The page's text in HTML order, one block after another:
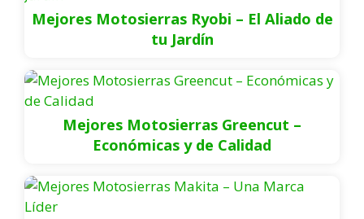
Mejores Motosierras Ryobi – El Aliado de
tu Jardín
Mejores Motosierras Greencut –
Económicas y de Calidad